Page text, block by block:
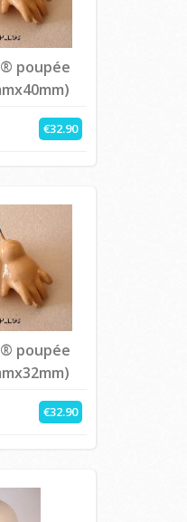
poupée
€32.90
poupée
€32.90